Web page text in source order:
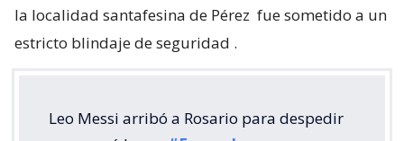
la localidad santafesina de Pérez fue sometido a un
estricto blindaje de seguridad .
Leo Messi arribó a Rosario para despedir